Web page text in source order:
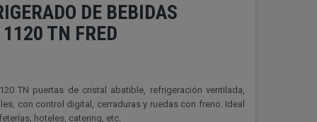
DE BEBIDAS
TN FRED
TN puertas de cristal abatible, refrigeración ventilada,
con control digital, cerraduras y ruedas con freno. Ideal
hoteles, catering, etc.